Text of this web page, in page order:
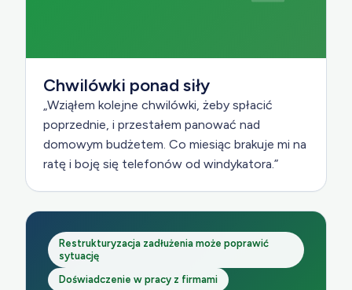
Chwilówki ponad siły
„Wziąłem kolejne chwilówki, żeby spłacić
poprzednie, i przestałem panować nad
domowym budżetem. Co miesiąc brakuje mi na
ratę i boję się telefonów od windykatora.”
Restrukturyzacja zadłużenia może poprawić
sytuację
Doświadczenie w pracy z firmami